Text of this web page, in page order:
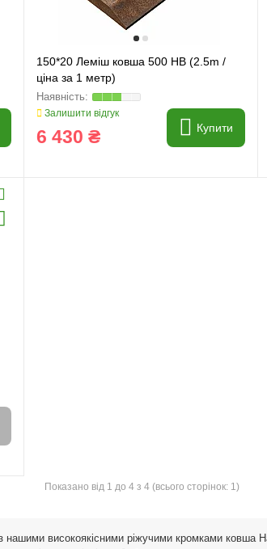
150*20 Леміш ковша 500 HB (2.5m /
ціна за 1 метр)
Залишити відгук
6 430 ₴ Купити
наявності
Показано від 1 до 4 з 4 (всього сторінок: 1)
нашими високоякісними ріжучими кромками ковша